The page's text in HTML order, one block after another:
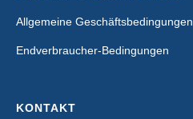
Allgemeine Geschäftsbedingungen
Endverbraucher-Bedingungen
KONTAKT